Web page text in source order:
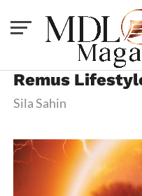
Remus
Sila Sahin